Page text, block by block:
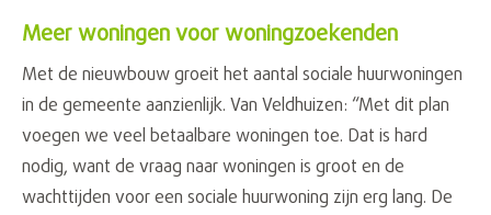
Meer woningen voor woningzoekenden
Met de nieuwbouw groeit het aantal sociale huurwoningen
in de gemeente aanzienlijk. Van Veldhuizen: “Met dit plan
voegen we veel betaalbare woningen toe. Dat is hard
nodig, want de vraag naar woningen is groot en de
wachttijden voor een sociale huurwoning zijn erg lang. De